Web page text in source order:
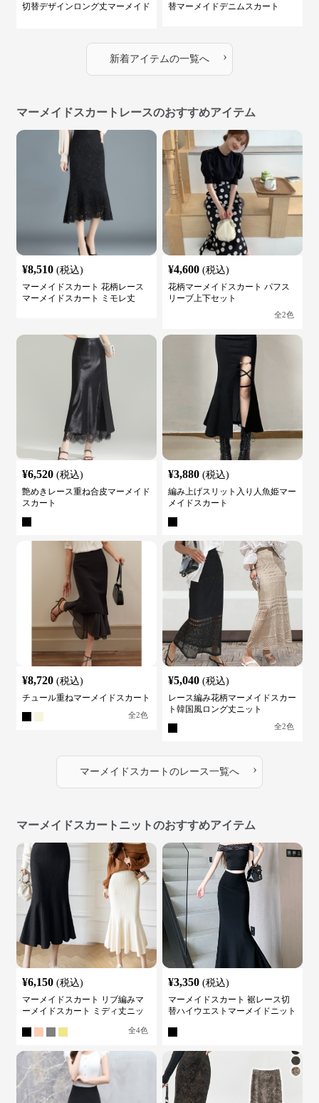
切替デザインロング丈マーメイド
替マーメイドデニムスカート
新着アイテムの一覧へ ›
マーメイドスカートレースのおすすめアイテム
¥8,510 (税込)
マーメイドスカート 花柄レース
マーメイドスカート ミモレ丈
¥4,600 (税込)
花柄マーメイドスカート パフス
リーブ上下セット
全2色
¥6,520 (税込)
艶めきレース重ね合皮マーメイド
スカート
¥3,880 (税込)
編み上げスリット入り人魚姫マー
メイドスカート
¥8,720 (税込)
チュール重ねマーメイドスカート
全2色
¥5,040 (税込)
レース編み花柄マーメイドスカー
ト韓国風ロング丈ニット
全2色
マーメイドスカート のレース一覧へ ›
マーメイドスカートニットのおすすめアイテム
¥6,150 (税込)
マーメイドスカート リブ編みマ
ーメイドスカート ミディ丈ニッ
全4色
¥3,350 (税込)
マーメイドスカート 裾レース切
替ハイウエストマーメイドニット